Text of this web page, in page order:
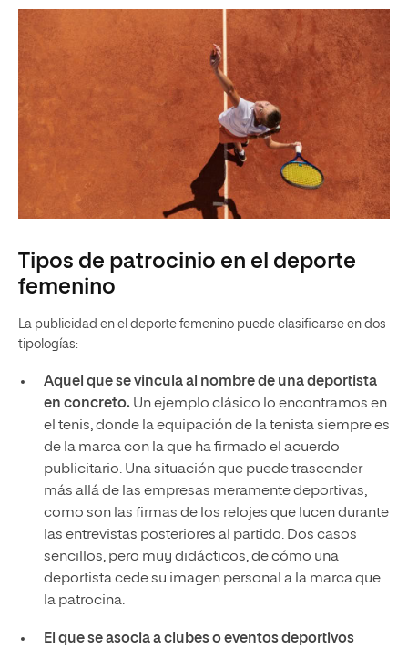
Tipos de patrocinio en el deporte
femenino
La publicidad en el deporte femenino puede clasificarse en dos
tipologías:
Aquel que se vincula al nombre de una deportista
en concreto. Un ejemplo clásico lo encontramos en
el tenis, donde la equipación de la tenista siempre es
de la marca con la que ha firmado el acuerdo
publicitario. Una situación que puede trascender
más allá de las empresas meramente deportivas,
como son las firmas de los relojes que lucen durante
las entrevistas posteriores al partido. Dos casos
sencillos, pero muy didácticos, de cómo una
deportista cede su imagen personal a la marca que
la patrocina.
El que se asocia a clubes o eventos deportivos